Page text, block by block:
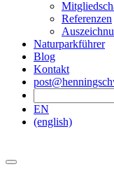
Referenzen
Naturparkführer
Blog
Kontakt
EN
(english)